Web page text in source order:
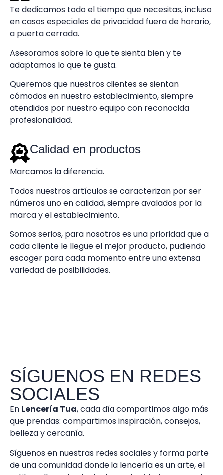
Te dedicamos todo el tiempo que necesitas, incluso
en casos especiales de privacidad fuera de horario,
a puerta cerrada.
Asesoramos sobre lo que te sienta bien y te
adaptamos lo que te gusta.
Queremos que nuestros clientes se sientan
cómodos en nuestro establecimiento, siempre
atendidos por nuestro equipo con reconocida
profesionalidad.
Calidad en productos
Marcamos la diferencia.
Todos nuestros artículos se caracterizan por ser
números uno en calidad, siempre avalados por la
marca y el establecimiento.
Somos serios, para nosotros es una prioridad que a
cada cliente le llegue el mejor producto, pudiendo
escoger para cada momento entre una extensa
variedad de posibilidades.
SÍGUENOS EN REDES
SOCIALES
En Lencería Tua, cada día compartimos algo más
que prendas: compartimos inspiración, consejos,
belleza y cercanía.
Síguenos en nuestras redes sociales y forma parte
de una comunidad donde la lencería es un arte, el